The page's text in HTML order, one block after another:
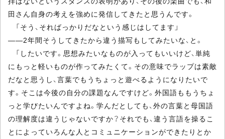
田さん自身の考えを強めに発信してきたと思うんです。
「そう、そればっかりだなという感じはしてます」
――2年間そうしてきたから違う描写もしてみたいな、と。
「したいです。思想みたいなものが入ってもいいけど、単純
にもっと軽いものが作ってみたくて。その意味でラップは素敵
だなと思うし、言葉でもうちょっと遊べるようになりたいで
す。そこは今後の自分の課題なんですけど。外国語ももうちょ
っと学びたいんですよね。学んだとしても、外の言葉と母国語
の理解度は違うじゃないですか？それでも、違う言語を操るこ
とによっていろんな人とコミュニケーションができたりとか